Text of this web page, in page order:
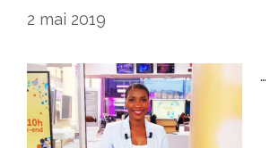
2 mai 2019
…